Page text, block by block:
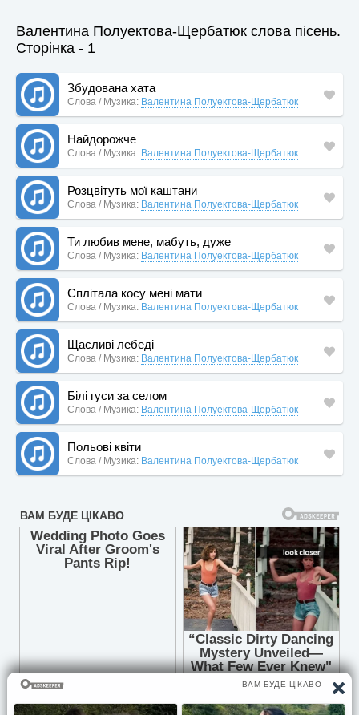
Валентина Полуектова-Щербатюк слова пісень.
Сторінка - 1
Збудована хата
Слова / Музика: Валентина Полуектова-Щербатюк
Найдорожче
Слова / Музика: Валентина Полуектова-Щербатюк
Розцвітуть мої каштани
Слова / Музика: Валентина Полуектова-Щербатюк
Ти любив мене, мабуть, дуже
Слова / Музика: Валентина Полуектова-Щербатюк
Сплітала косу мені мати
Слова / Музика: Валентина Полуектова-Щербатюк
Щасливі лебеді
Слова / Музика: Валентина Полуектова-Щербатюк
Білі гуси за селом
Слова / Музика: Валентина Полуектова-Щербатюк
Польові квіти
Слова / Музика: Валентина Полуектова-Щербатюк